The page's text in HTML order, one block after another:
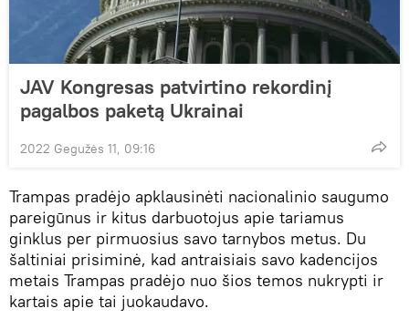
JAV Kongresas patvirtino rekordinį
pagalbos paketą Ukrainai
2022 Gegužės 11, 09:16
Trampas pradėjo apklausinėti nacionalinio saugumo
pareigūnus ir kitus darbuotojus apie tariamus
ginklus per pirmuosius savo tarnybos metus. Du
šaltiniai prisiminė, kad antraisiais savo kadencijos
metais Trampas pradėjo nuo šios temos nukrypti ir
kartais apie tai juokaudavo.